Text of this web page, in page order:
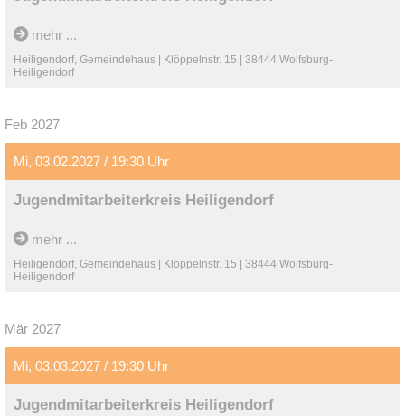
mehr ...
Heiligendorf, Gemeindehaus | Klöppelnstr. 15 | 38444 Wolfsburg-
Heiligendorf
Feb 2027
Mi, 03.02.2027 / 19:30 Uhr
Jugendmitarbeiterkreis Heiligendorf
mehr ...
Heiligendorf, Gemeindehaus | Klöppelnstr. 15 | 38444 Wolfsburg-
Heiligendorf
Mär 2027
Mi, 03.03.2027 / 19:30 Uhr
Jugendmitarbeiterkreis Heiligendorf